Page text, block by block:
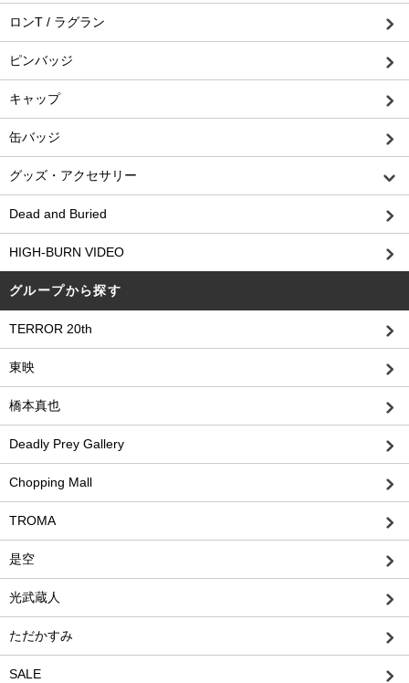
ロンT / ラグラン
ピンバッジ
キャップ
缶バッジ
グッズ・アクセサリー
Dead and Buried
HIGH-BURN VIDEO
グループから探す
TERROR 20th
東映
橋本真也
Deadly Prey Gallery
Chopping Mall
TROMA
是空
光武蔵人
ただかすみ
SALE